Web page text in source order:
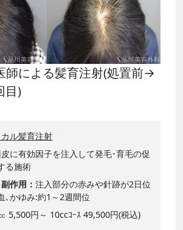
師による髪育注射(処置前→
目)
カル髪育注射
に有効因子を注入して発毛･育毛の促
る施術
作用
注入部分の赤みや針跡が2日位
､かゆみ:約1～2週間位
5,500円～ 10ccｺｰｽ 49,500円(税込)